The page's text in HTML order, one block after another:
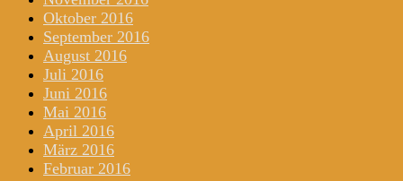
Oktober 2016
September 2016
August 2016
Juli 2016
Juni 2016
Mai 2016
April 2016
März 2016
Februar 2016